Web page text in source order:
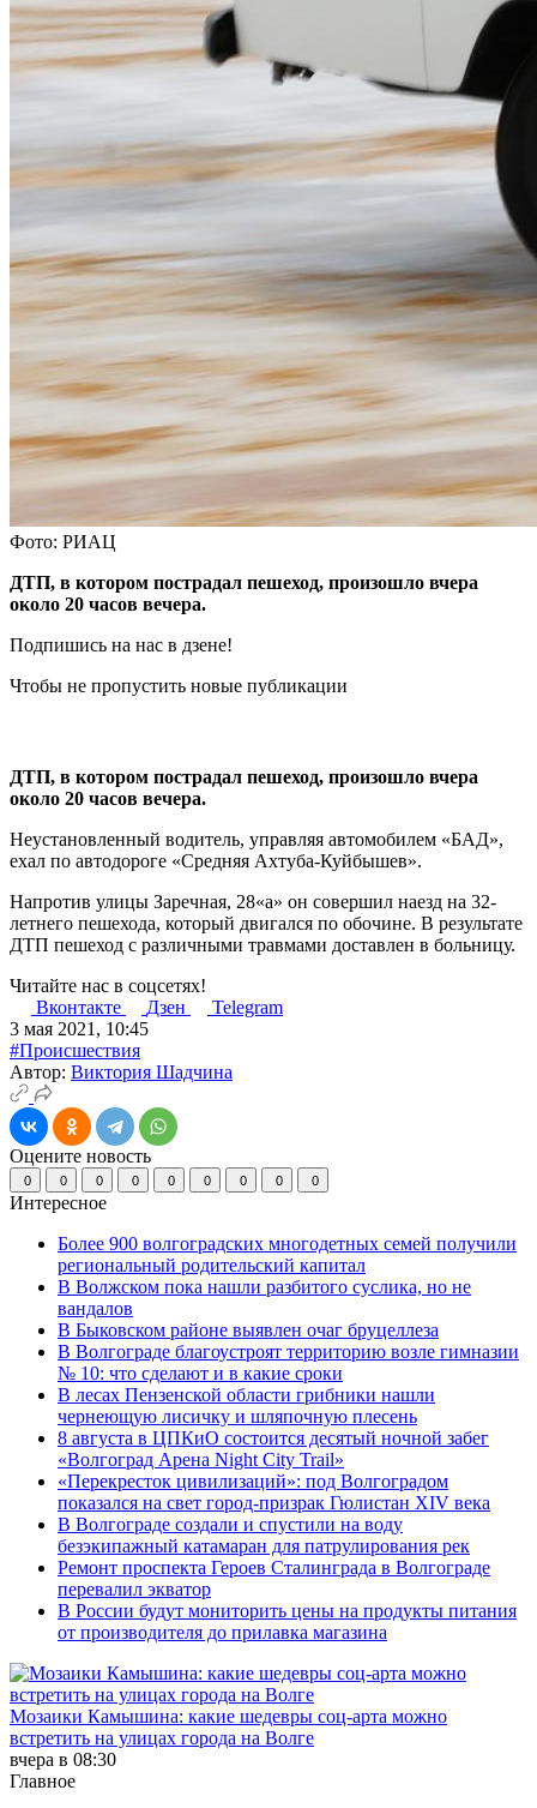
Фото: РИАЦ
ДТП, в котором пострадал пешеход, произошло вчера
около 20 часов вечера.
Подпишись на нас в дзене!
Чтобы не пропустить новые публикации
ДТП, в котором пострадал пешеход, произошло вчера
около 20 часов вечера.
Неустановленный водитель, управляя автомобилем «БАД»,
ехал по автодороге «Средняя Ахтуба-Куйбышев».
Напротив улицы Заречная, 28«а» он совершил наезд на 32-
летнего пешехода, который двигался по обочине. В результате
ДТП пешеход с различными травмами доставлен в больницу.
Читайте нас в соцсетях!
Вконтакте
Дзен
Telegram
3 мая 2021, 10:45
#Происшествия
Автор: Виктория Шадчина
Оцените новость
0 0 0 0 0 0 0 0 0
Интересное
Более 900 волгоградских многодетных семей получили
региональный родительский капитал
В Волжском пока нашли разбитого суслика, но не
вандалов
В Быковском районе выявлен очаг бруцеллеза
В Волгограде благоустроят территорию возле гимназии
№ 10: что сделают и в какие сроки
В лесах Пензенской области грибники нашли
чернеющую лисичку и шляпочную плесень
8 августа в ЦПКиО состоится десятый ночной забег
«Волгоград Арена Night City Trail»
«Перекресток цивилизаций»: под Волгоградом
показался на свет город-призрак Гюлистан XIV века
В Волгограде создали и спустили на воду
безэкипажный катамаран для патрулирования рек
Ремонт проспекта Героев Сталинграда в Волгограде
перевалил экватор
В России будут мониторить цены на продукты питания
от производителя до прилавка магазина
Мозаики Камышина: какие шедевры соц-арта можно
встретить на улицах города на Волге
вчера в 08:30
Главное